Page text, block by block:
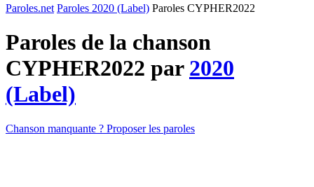
Paroles.net Paroles 2020 (Label) Paroles CYPHER2022
Paroles de la chanson
CYPHER2022 par 2020
(Label)
Chanson manquante ? Proposer les paroles